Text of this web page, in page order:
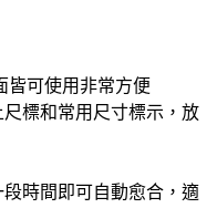
皆可使用非常方便
標和常用尺寸標示，放
時間即可自動愈合，適